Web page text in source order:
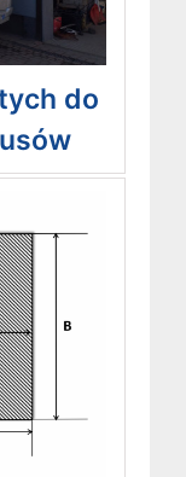
do